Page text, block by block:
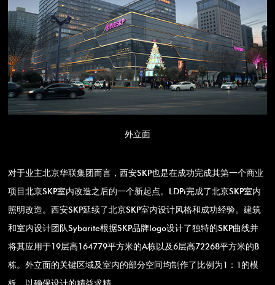
外立面
对于业主北京华联集团而言，西安SKP也是在成功完成其第一个商业
项目北京SKP室内改造之后的一个新起点。LDPi完成了北京SKP室内
照明改造。西安SKP延续了北京SKP室内设计风格和成功经验。建筑
和室内设计团队Sybarite根据SKP品牌logo设计了独特的SKP曲线并
将其应用于19层高164779平方米的A栋以及6层高72268平方米的B
栋。外立面的关键区域及室内的部分空间均制作了比例为1：1的模
板，以确保设计的精益求精。